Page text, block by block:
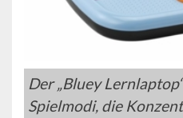
Der „Bluey
Spielmodi, die